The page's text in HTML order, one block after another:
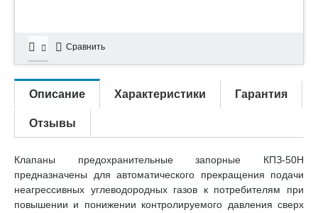
Сравнить
Описание Характеристики Гарантия
Отзывы
Клапаны предохранительные запорные КПЗ-50Н
предназначены для автоматического прекращения подачи
неагрессивных углеводородных газов к потребителям при
повышении и понижении контролируемого давления сверх